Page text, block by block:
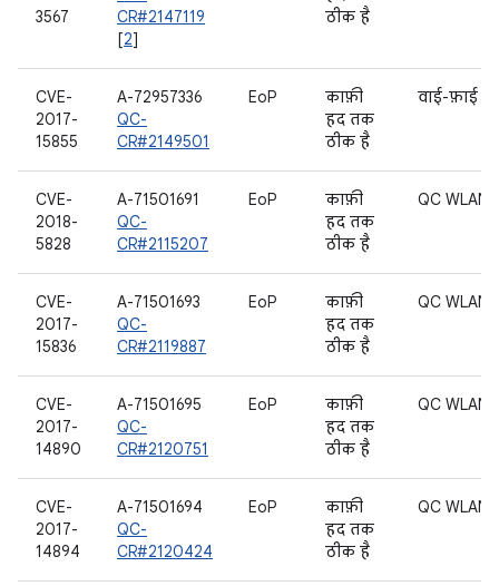
3567
CR#2147119
[2]
ठीक है
CVE-
2017-
15855
A-72957336
QC-
CR#2149501
EoP
काफ़ी
हद तक
ठीक है
वाई-फ़ाई
CVE-
2018-
5828
A-71501691
QC-
CR#2115207
EoP
काफ़ी
हद तक
ठीक है
QC WLAN
CVE-
2017-
15836
A-71501693
QC-
CR#2119887
EoP
काफ़ी
हद तक
ठीक है
QC WLAN
CVE-
2017-
14890
A-71501695
QC-
CR#2120751
EoP
काफ़ी
हद तक
ठीक है
QC WLAN
CVE-
2017-
14894
A-71501694
QC-
CR#2120424
EoP
काफ़ी
हद तक
ठीक है
QC WLAN